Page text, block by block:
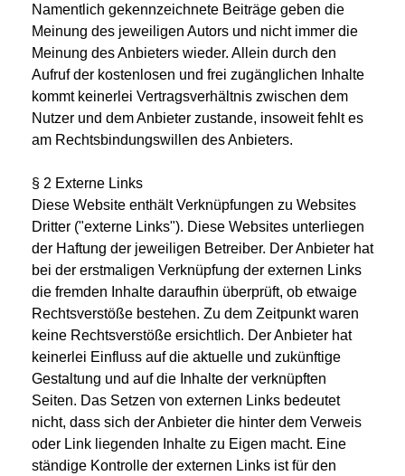
Namentlich gekennzeichnete Beiträge geben die
Meinung des jeweiligen Autors und nicht immer die
Meinung des Anbieters wieder. Allein durch den
Aufruf der kostenlosen und frei zugänglichen Inhalte
kommt keinerlei Vertragsverhältnis zwischen dem
Nutzer und dem Anbieter zustande, insoweit fehlt es
am Rechtsbindungswillen des Anbieters.
§ 2 Externe Links
Diese Website enthält Verknüpfungen zu Websites
Dritter ("externe Links"). Diese Websites unterliegen
der Haftung der jeweiligen Betreiber. Der Anbieter hat
bei der erstmaligen Verknüpfung der externen Links
die fremden Inhalte daraufhin überprüft, ob etwaige
Rechtsverstöße bestehen. Zu dem Zeitpunkt waren
keine Rechtsverstöße ersichtlich. Der Anbieter hat
keinerlei Einfluss auf die aktuelle und zukünftige
Gestaltung und auf die Inhalte der verknüpften
Seiten. Das Setzen von externen Links bedeutet
nicht, dass sich der Anbieter die hinter dem Verweis
oder Link liegenden Inhalte zu Eigen macht. Eine
ständige Kontrolle der externen Links ist für den